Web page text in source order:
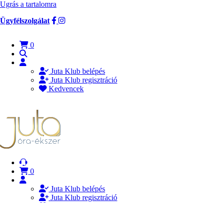
Ugrás a tartalomra
Ügyfélszolgálat
0
Juta Klub belépés
Juta Klub regisztráció
Kedvencek
0
Juta Klub belépés
Juta Klub regisztráció